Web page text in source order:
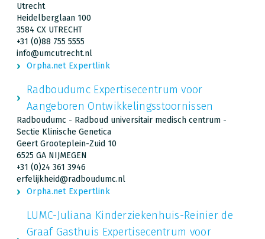
Utrecht
Heidelberglaan 100
3584 CX UTRECHT
+31 (0)88 755 5555
info@umcutrecht.nl
Orpha.net Expertlink
Radboudumc Expertisecentrum voor
Aangeboren Ontwikkelingsstoornissen
Radboudumc - Radboud universitair medisch centrum -
Sectie Klinische Genetica
Geert Grooteplein-Zuid 10
6525 GA NIJMEGEN
+31 (0)24 361 3946
erfelijkheid@radboudumc.nl
Orpha.net Expertlink
LUMC-Juliana Kinderziekenhuis-Reinier de
Graaf Gasthuis Expertisecentrum voor